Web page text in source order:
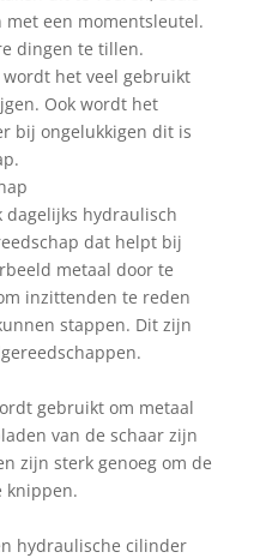
een momentsleutel.
dingen te tillen.
het veel gebruikt
Ook wordt het
bij ongelukkigen dit is
dagelijks hydraulisch
dat helpt bij
metaal door te
inzittenden te reden
stappen. Dit zijn
gebruikt om metaal
van de schaar zijn
zijn sterk genoeg om de
knippen.
hydraulische cilinder